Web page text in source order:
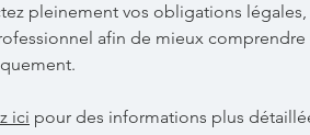
pleinement vos obligations
afin de mieux
ici pour des informations plus